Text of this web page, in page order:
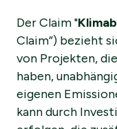
Der Claim "
Claim”) bezieht
von Projekten,
haben,
eigenen
kann durch